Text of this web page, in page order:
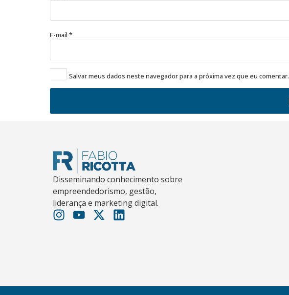
E-mail *
Salvar meus dados neste navegador para a próxima vez que eu comentar.
Disseminando conhecimento sobre
empreendedorismo, gestão,
liderança e marketing digital.